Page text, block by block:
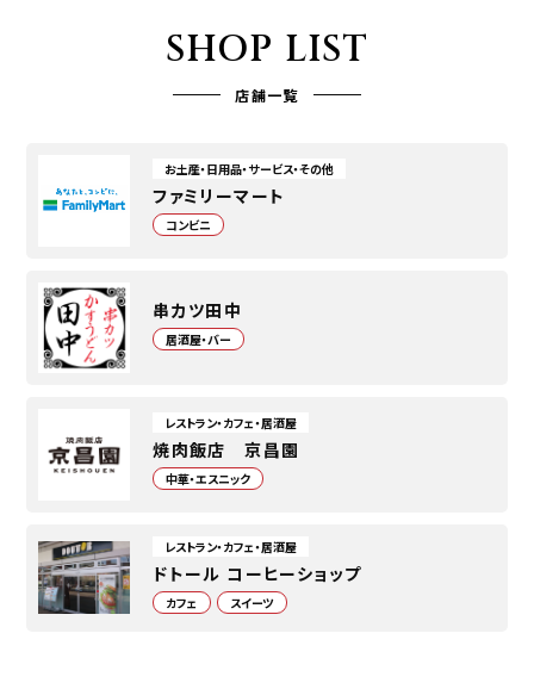
SHOP LIST
店舗一覧
お土産・日用品・サービス・その他
ファミリーマート
コンビニ
串カツ田中
居酒屋・バー
レストラン・カフェ・居酒屋
焼肉飯店 京昌園
中華・エスニック
レストラン・カフェ・居酒屋
ドトール コーヒーショップ
カフェ スイーツ